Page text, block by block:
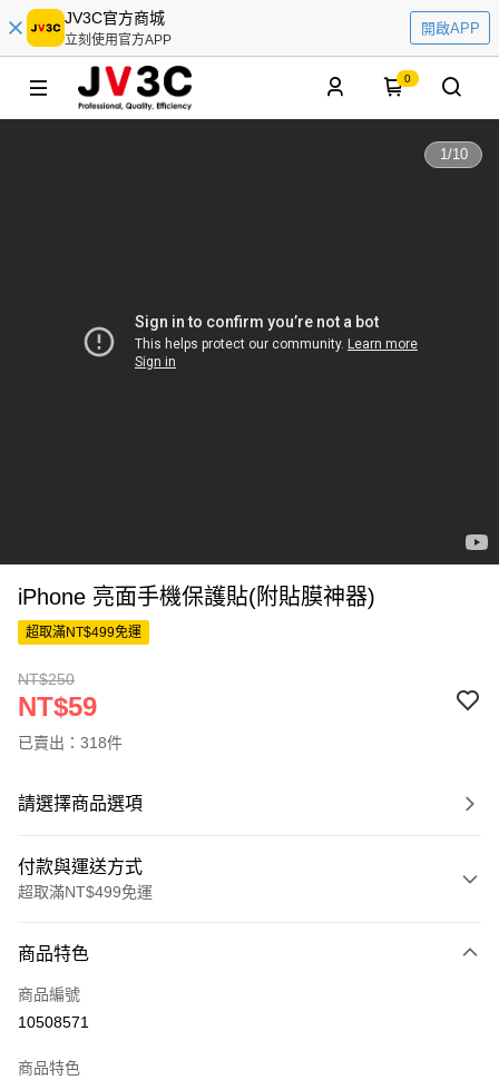
JV3C官方商城
立刻使用官方APP
開啟APP
0
1/10
iPhone 亮面手機保護貼(附貼膜神器)
超取滿NT$499免運
NT$250
NT$59
已賣出：318件
請選擇商品選項
付款與運送方式
超取滿NT$499免運
信用卡一次付款
超商取貨付款
商品特色
商品編號
10508571
商品特色